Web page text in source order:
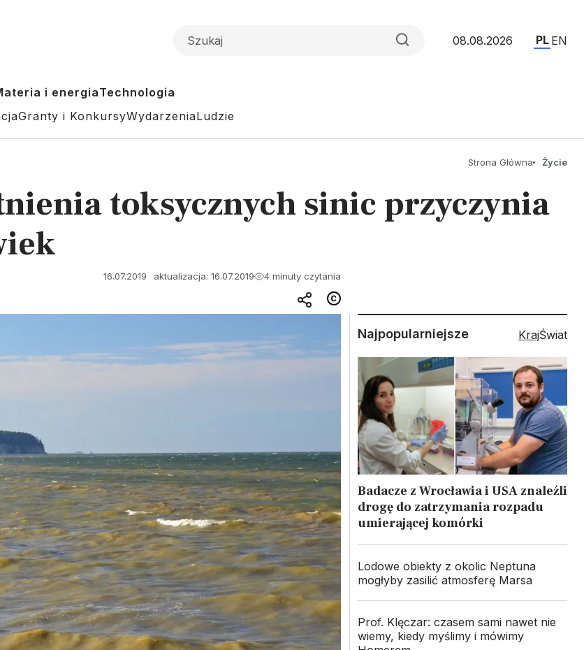
08.08.2026 PL EN
i energiaTechnologia
Granty i KonkursyWydarzeniaLudzie
Strona Główna Życie
toksycznych sinic przyczynia
16.07.2019 aktualizacja: 16.07.2019 4 minuty czytania
Najpopularniejsze KrajŚwiat
Badacze z Wrocławia i USA znaleźli
drogę do zatrzymania rozpadu
umierającej komórki
Lodowe obiekty z okolic Neptuna
mogłyby zasilić atmosferę Marsa
Prof. Klęczar: czasem sami nawet nie
wiemy, kiedy myślimy i mówimy